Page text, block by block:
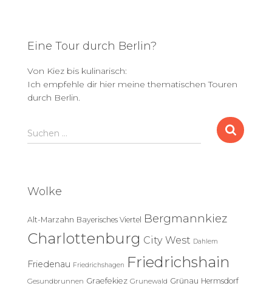
Eine Tour durch Berlin?
Von Kiez bis kulinarisch:
Ich empfehle dir hier meine thematischen Touren
durch Berlin.
S
u
n
a
c
:
Suchen …
Wolke
Alt-Marzahn Bayerisches Viertel Bergmannkiez
Charlottenburg City West Dahlem
Friedenau Friedrichshagen Friedrichshain
Gesundbrunnen Graefekiez Grunewald Grünau Hermsdorf